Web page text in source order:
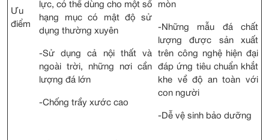
Ưu
điểm
lực, có thể dùng cho một số
hạng mục có mật độ sử
dụng thường xuyên
-Sử dụng cả nội thất và
ngoài trời, những nơi cần
lượng đá lớn
-Chống trầy xước cao
mòn
-Những mẫu đá chất
lượng được sản xuất
trên công nghệ hiện đại
đáp ứng tiêu chuẩn khắt
khe về độ an toàn với
con người
-Dễ vệ sinh bảo dưỡng